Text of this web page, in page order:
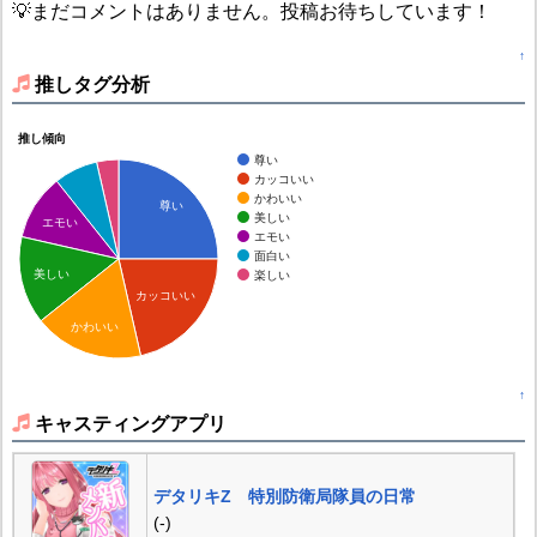
💡まだコメントはありません。投稿お待ちしています！
↑
推しタグ分析
推し傾向
尊い
カッコいい
かわいい
美しい
エモい
面白い
楽しい
尊い
カッコいい
エモい
美しい
かわいい
↑
キャスティングアプリ
デタリキZ 特別防衛局隊員の日常
(-)